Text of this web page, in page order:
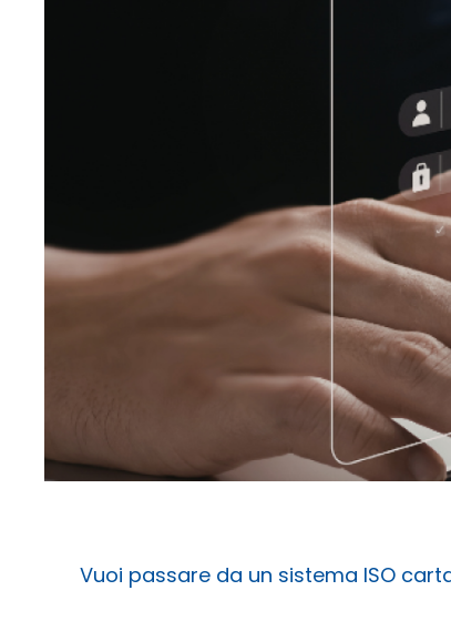
Vuoi passare da un sistema ISO